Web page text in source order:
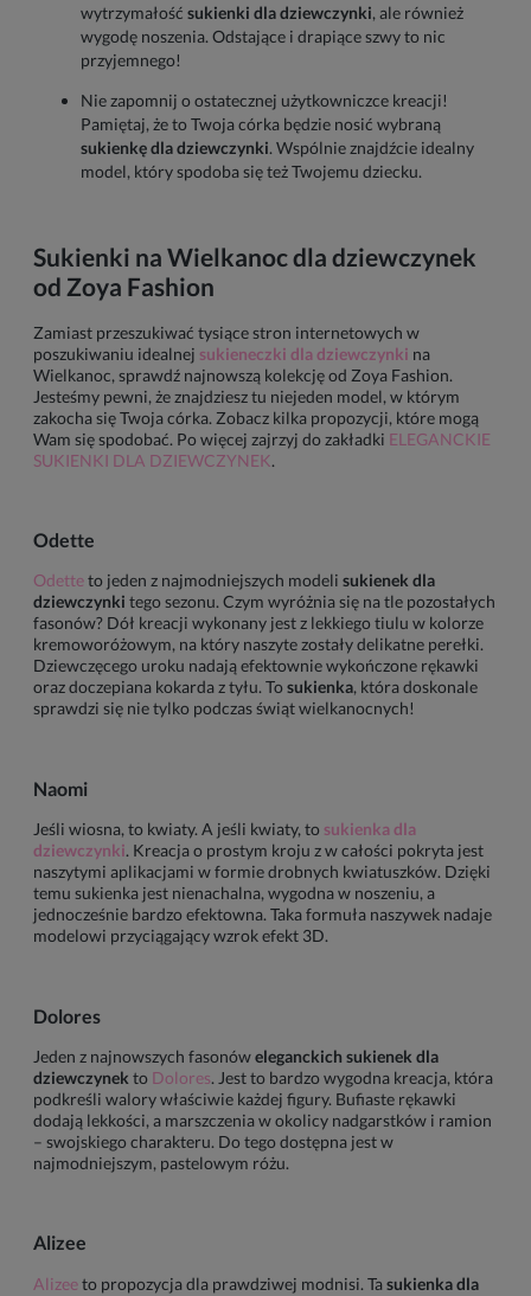
wytrzymałość sukienki dla dziewczynki, ale również
wygodę noszenia. Odstające i drapiące szwy to nic
przyjemnego!
Nie zapomnij o ostatecznej użytkowniczce kreacji!
Pamiętaj, że to Twoja córka będzie nosić wybraną
sukienkę dla dziewczynki. Wspólnie znajdźcie idealny
model, który spodoba się też Twojemu dziecku.
Sukienki na Wielkanoc dla dziewczynek
od Zoya Fashion
Zamiast przeszukiwać tysiące stron internetowych w
poszukiwaniu idealnej sukieneczki dla dziewczynki na
Wielkanoc, sprawdź najnowszą kolekcję od Zoya Fashion.
Jesteśmy pewni, że znajdziesz tu niejeden model, w którym
zakocha się Twoja córka. Zobacz kilka propozycji, które mogą
Wam się spodobać. Po więcej zajrzyj do zakładki ELEGANCKIE
SUKIENKI DLA DZIEWCZYNEK.
Odette
Odetteto jeden z najmodniejszych modeli sukienek dla
dziewczynki tego sezonu. Czym wyróżnia się na tle pozostałych
fasonów? Dół kreacji wykonany jest z lekkiego tiulu w kolorze
kremoworóżowym, na który naszyte zostały delikatne perełki.
Dziewczęcego uroku nadają efektownie wykończone rękawki
oraz doczepiana kokarda z tyłu. Tosukienka, która doskonale
sprawdzi się nie tylko podczas świąt wielkanocnych!
Naomi
Jeśli wiosna, to kwiaty. A jeśli kwiaty, to sukienka dla
dziewczynki. Kreacja o prostym kroju z w całości pokryta jest
naszytymi aplikacjami w formie drobnych kwiatuszków. Dzięki
temu sukienka jest nienachalna, wygodna w noszeniu, a
jednocześnie bardzo efektowna. Taka formuła naszywek nadaje
modelowi przyciągający wzrok efekt 3D.
Dolores
Jeden z najnowszych fasonóweleganckich sukienek dla
dziewczynek to Dolores. Jest to bardzo wygodna kreacja, która
podkreśli walory właściwie każdej figury. Bufiaste rękawki
dodają lekkości, a marszczenia w okolicy nadgarstków i ramion
– swojskiego charakteru. Do tego dostępna jest w
najmodniejszym, pastelowym różu.
Alizee
Alizeeto propozycja dla prawdziwej modnisi. Tasukienka dla